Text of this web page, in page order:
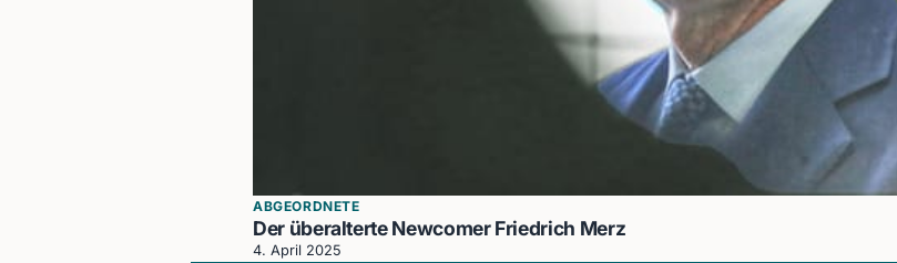
ABGEORDNETE
Der überalterte Newcomer Friedrich Merz
4. April 2025